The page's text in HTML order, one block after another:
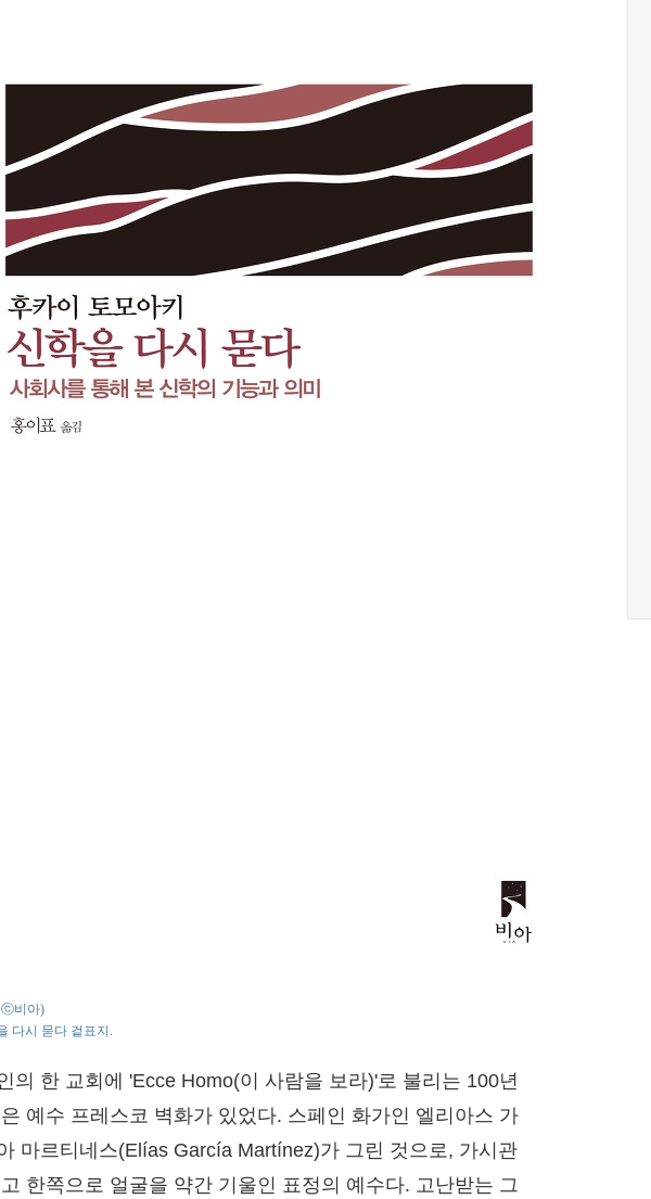
ⓒ비아)
다시 묻다 겉표지.
의 한 교회에 'Ecce Homo(이 사람을 보라)'로 불리는 100년
예수 프레스코 벽화가 있었다. 스페인 화가인 엘리아스 가
마르티네스(Elías García Martínez)가 그린 것으로, 가시관
한쪽으로 얼굴을 약간 기울인 표정의 예수다. 고난받는 그